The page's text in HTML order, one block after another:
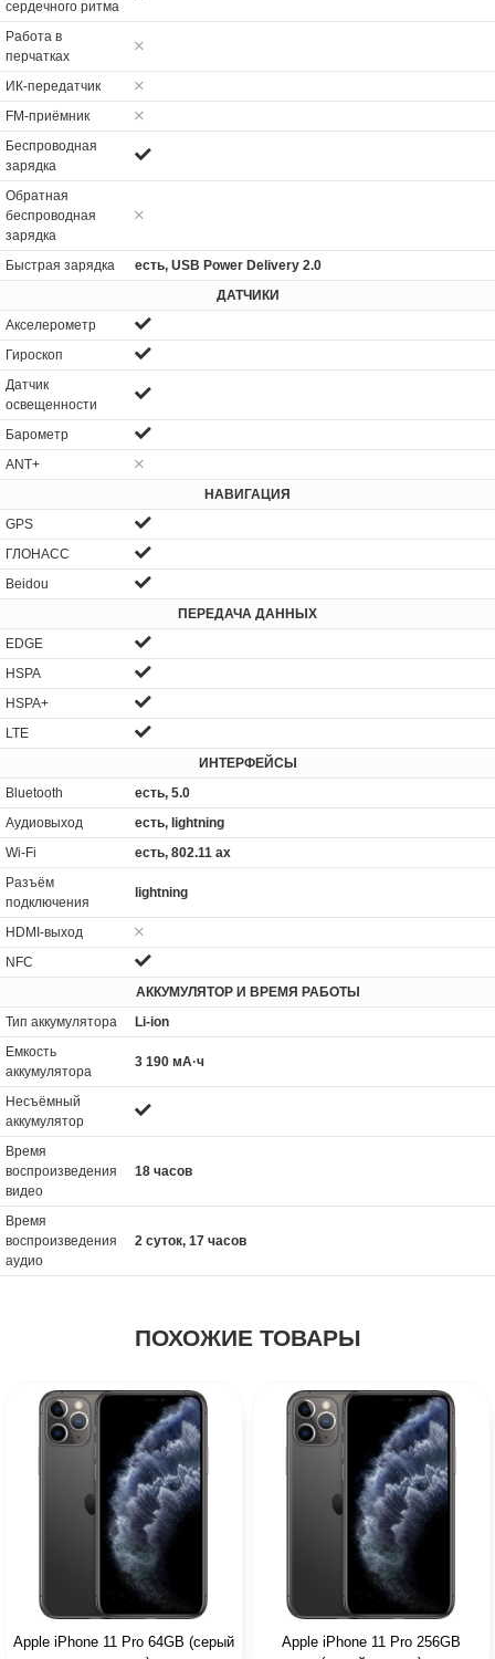
сердечного ритма
Работа в
перчатках
ИК-передатчик
FM-приёмник
Беспроводная
зарядка
Обратная
беспроводная
зарядка
Быстрая зарядка
есть, USB Power Delivery 2.0
ДАТЧИКИ
Акселерометр
Гироскоп
Датчик
освещенности
Барометр
ANT+
НАВИГАЦИЯ
GPS
ГЛОНАСС
Beidou
ПЕРЕДАЧА ДАННЫХ
EDGE
HSPA
HSPA+
LTE
ИНТЕРФЕЙСЫ
Bluetooth
есть, 5.0
Аудиовыход
есть, lightning
Wi-Fi
есть, 802.11 ax
Разъём
подключения
lightning
HDMI-выход
NFC
АККУМУЛЯТОР И ВРЕМЯ РАБОТЫ
Тип аккумулятора
Li-ion
Емкость
аккумулятора
3 190 мА·ч
Несъёмный
аккумулятор
Время
воспроизведения
видео
18 часов
Время
воспроизведения
аудио
2 суток, 17 часов
ПОХОЖИЕ ТОВАРЫ
Apple iPhone 11 Pro 64GB (серый
Apple iPhone 11 Pro 256GB